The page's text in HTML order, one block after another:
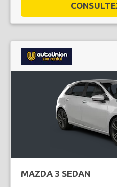
MAZDA 3 SEDAN